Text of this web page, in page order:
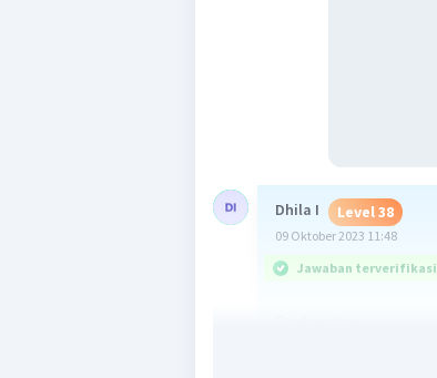
Dhila I Level 38
09 Oktober 2023 11:48
Jawaban terverifikasi